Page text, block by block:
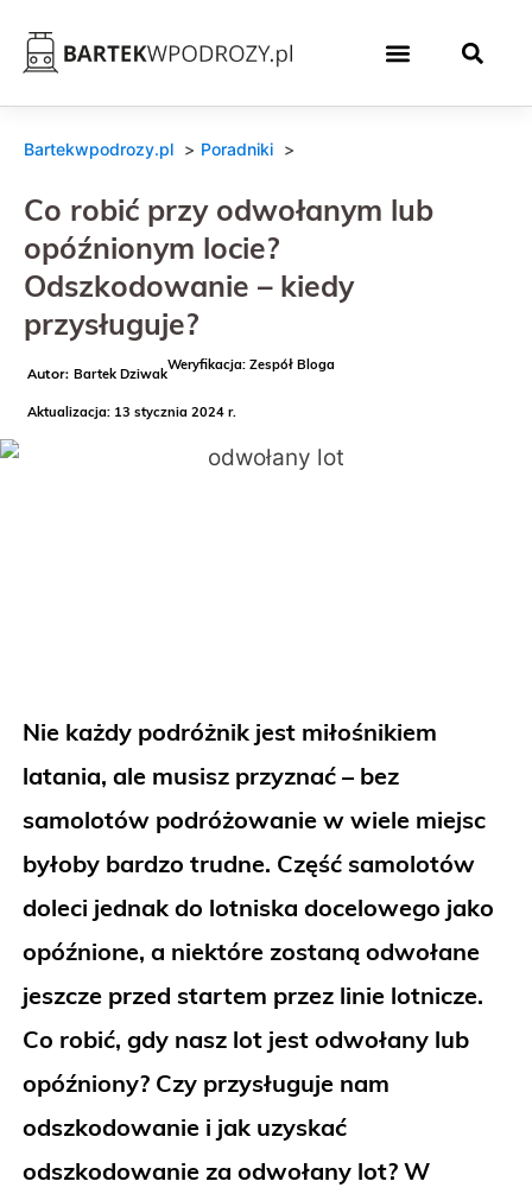
Bartekwpodrozy.pl Poradniki
Co robić przy odwołanym lub
opóźnionym locie?
Odszkodowanie – kiedy
przysługuje?
Bartek Dziwak
Weryfikacja: Zespół Bloga
Aktualizacja: 13 stycznia 2024 r.
Nie każdy podróżnik jest miłośnikiem
latania, ale musisz przyznać – bez
samolotów podróżowanie w wiele miejsc
byłoby bardzo trudne. Część samolotów
doleci jednak do lotniska docelowego jako
opóźnione, a niektóre zostaną odwołane
jeszcze przed startem przez linie lotnicze.
Co robić, gdy nasz lot jest odwołany lub
opóźniony? Czy przysługuje nam
odszkodowanie i jak uzyskać
odszkodowanie za odwołany lot? W